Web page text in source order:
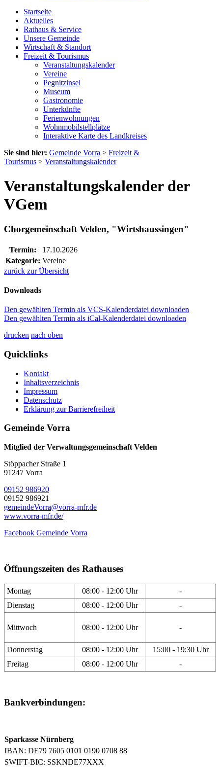
Startseite
Aktuelles
Rathaus & Service
Unsere Gemeinde
Wirtschaft & Standort
Freizeit & Tourismus
Veranstaltungskalender
Vereine
Pegnitzinsel
Museum
Gastronomie
Unterkünfte
Ferienwohnungen
Wohnmobilstellplätze
Interaktive Karte des Landkreises
Sie sind hier: Gemeinde Vorra > Freizeit &
Tourismus > Veranstaltungskalender
Veranstaltungskalender der
VGem
Chorgemeinschaft Velden, "Wirtshaussingen"
Termin:
17.10.2026
Kategorie: Vereine
zurück zur Übersicht
Downloads
Den gewählten Termin als VCS-Kalenderdatei downloaden
Den gewählten Termin als iCal-Kalenderdatei downloaden
drucken nach oben
Quicklinks
Kontakt
Inhaltsverzeichnis
Impressum
Datenschutz
Erklärung zur Barrierefreiheit
Gemeinde Vorra
Mitglied der Verwaltungsgemeinschaft Velden
Stöppacher Straße 1
91247 Vorra
09152 986920
09152 986921
gemeindeVorra@vorra-mfr.de
www.vorra-mfr.de/
Facebook Gemeinde Vorra
Öffnungszeiten des Rathauses
Montag 08:00 - 12:00 Uhr
-
Dienstag
08:00 - 12:00 Uhr -
Mittwoch 08:00 - 12:00 Uhr -
Donnerstag 08:00 - 12:00 Uhr
15:00 - 19:30 Uhr
Freitag
08:00 - 12:00 Uhr -
Bankverbindungen:
Sparkasse Nürnberg
IBAN: DE79 7605 0101 0190 0708 88
SWIFT-BIC: SSKNDE77XXX